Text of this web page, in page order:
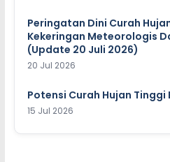
Peringatan Dini Curah
Kekeringan Meteorologis
(Update 20 Juli 2026)
20 Jul 2026
Potensi Curah Hujan Tinggi
15 Jul 2026